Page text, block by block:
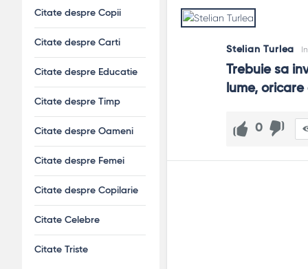
Stelian Turlea
Trebuie sa
lume,
0
Citate despre Copii
Citate despre Carti
Citate despre Educatie
Citate despre Timp
Citate despre Oameni
Citate despre Femei
Citate despre Copilarie
Citate Celebre
Citate Triste